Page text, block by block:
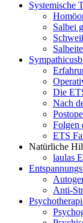
Systemische
Salbei
Die
Nach
Folgen
ETS
Natürliche
laulas
Anti-